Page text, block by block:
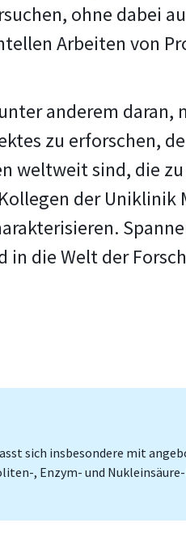
ohne dabei
Arbeiten von
anderem
zu erforschen,
weltweit sind, die
der
in die Welt der
sich insbesondere mit
, Enzym- und